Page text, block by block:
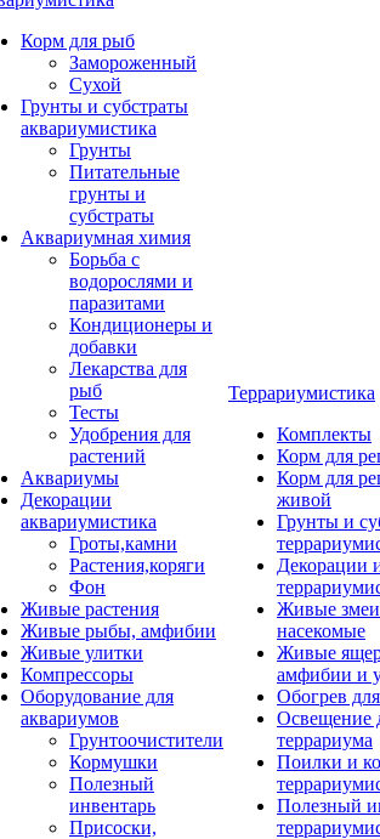
Корм для рыб
Замороженный
Сухой
Грунты и субстраты
аквариумистика
Грунты
Питательные
грунты и
субстраты
Аквариумная химия
Борьба с
водорослями и
паразитами
Кондиционеры и
добавки
Лекарства для
рыб
Тесты
Удобрения для
растений
Аквариумы
Декорации
аквариумистика
Гроты,камни
Растения,коряги
Фон
Живые растения
Живые рыбы, амфибии
Живые улитки
Компрессоры
Оборудование для
аквариумов
Грунтоочистители
Кормушки
Полезный
инвентарь
Присоски,
Террариумистика
Комплекты
Корм для
Корм для
живой
Грунты и
Декорации
Живые
насекомые
Живые
амфибии и
Обогрев
Освещение
террариума
Поилки и
Полезный